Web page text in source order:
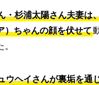
・杉浦太陽さん夫妻は
）ちゃんの顔を伏せて
ウヘイさんが裏垢を通